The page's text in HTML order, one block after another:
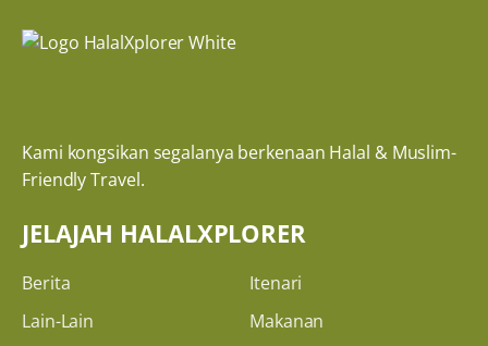
Kami kongsikan segalanya berkenaan Halal & Muslim-
Friendly Travel.
JELAJAH HALALXPLORER
Berita
Itenari
Lain-Lain
Makanan